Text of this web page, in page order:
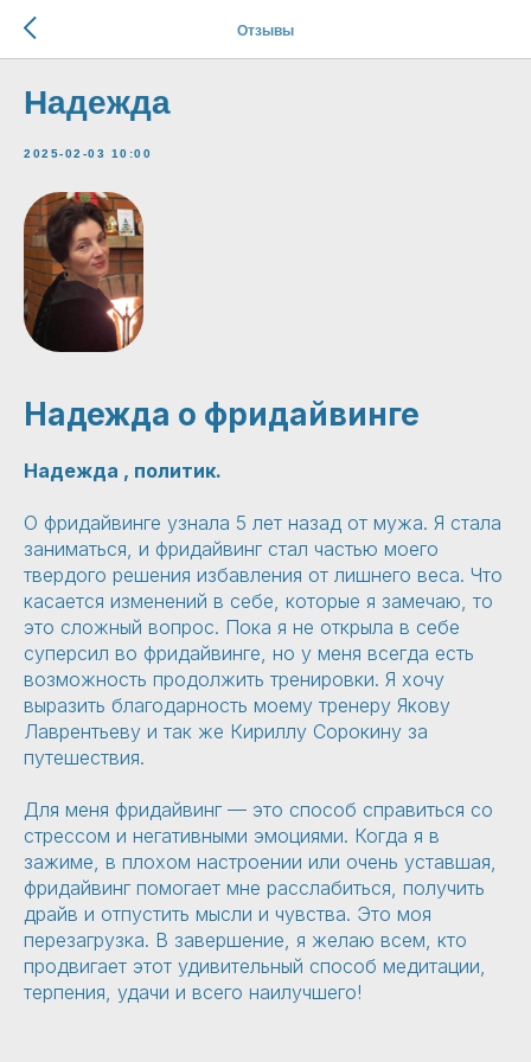
Отзывы
Надежда
2025-02-03 10:00
Надежда о фридайвинге
Надежда , политик.
О фридайвинге узнала 5 лет назад от мужа. Я стала
заниматься, и фридайвинг стал частью моего
твердого решения избавления от лишнего веса. Что
касается изменений в себе, которые я замечаю, то
это сложный вопрос. Пока я не открыла в себе
суперсил во фридайвинге, но у меня всегда есть
возможность продолжить тренировки. Я хочу
выразить благодарность моему тренеру Якову
Лаврентьеву и так же Кириллу Сорокину за
путешествия.
Для меня фридайвинг — это способ справиться со
стрессом и негативными эмоциями. Когда я в
зажиме, в плохом настроении или очень уставшая,
фридайвинг помогает мне расслабиться, получить
драйв и отпустить мысли и чувства. Это моя
перезагрузка. В завершение, я желаю всем, кто
продвигает этот удивительный способ медитации,
терпения, удачи и всего наилучшего!